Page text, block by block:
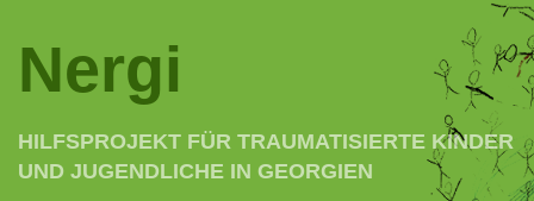
Nergi
HILFSPROJEKT FÜR TRAUMATISIERTE KINDER
UND JUGENDLICHE IN GEORGIEN